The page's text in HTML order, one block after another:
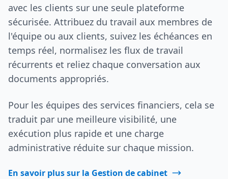
avec les clients sur une seule plateforme
sécurisée. Attribuez du travail aux membres de
l'équipe ou aux clients, suivez les échéances en
temps réel, normalisez les flux de travail
récurrents et reliez chaque conversation aux
documents appropriés.
Pour les équipes des services financiers, cela se
traduit par une meilleure visibilité, une
exécution plus rapide et une charge
administrative réduite sur chaque mission.
En savoir plus sur la Gestion de cabinet